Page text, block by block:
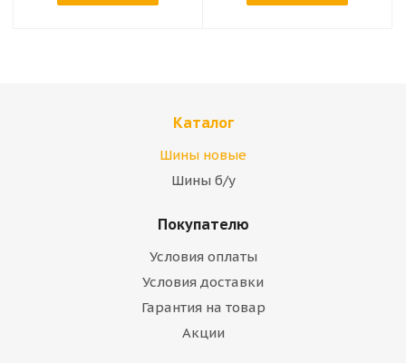
Каталог
Шины новые
Шины б/у
Покупателю
Условия оплаты
Условия доставки
Гарантия на товар
Акции